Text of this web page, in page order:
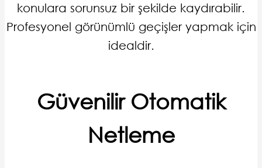
konulara sorunsuz bir şekilde kaydırabilir.
Profesyonel görünümlü geçişler yapmak için
idealdir.
Güvenilir Otomatik
Netleme